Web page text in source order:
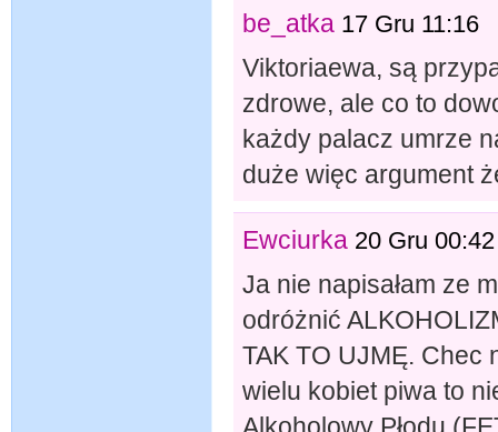
be_atka 17 Gru 11:16
Viktoriaewa, są
zdrowe, ale co to
każdy palacz umrze
duże więc argument
Ewciurka 20 Gru 00:42
Ja nie napisałam ze
odróżnić
TAK TO UJMĘ. Chec
wielu kobiet piwa to
Alkoholowy Płodu